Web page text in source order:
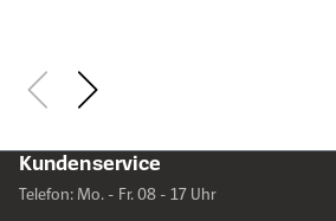
Kundenservice
Telefon: Mo. - Fr. 08 - 17 Uhr